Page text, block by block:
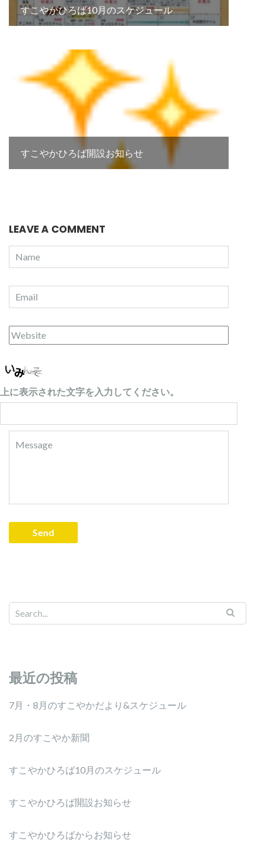
すこやかひろば10月のスケジュール
すこやかひろば開設お知らせ
LEAVE A COMMENT
上に表示された文字を入力してください。
最近の投稿
7月・8月のすこやかだより&スケジュール
2月のすこやか新聞
すこやかひろば10月のスケジュール
すこやかひろば開設お知らせ
すこやかひろばからお知らせ